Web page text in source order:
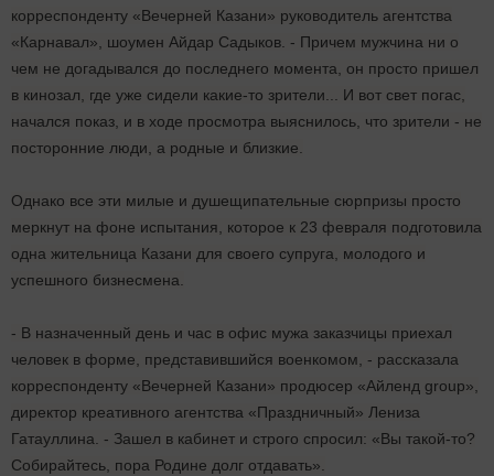
корреспонденту «Вечерней Казани» руководитель агентства
«Карнавал», шоумен Айдар Садыков. - Причем мужчина ни о
чем не догадывался до последнего момента, он просто пришел
в кинозал, где уже сидели какие-то зрители... И вот свет погас,
начался показ, и в ходе просмотра выяснилось, что зрители - не
посторонние люди, а родные и близкие.
Однако все эти милые и душещипательные сюрпризы просто
меркнут на фоне испытания, которое к 23 февраля подготовила
одна жительница Казани для своего супруга, молодого и
успешного бизнесмена.
- В назначенный день и час в офис мужа заказчицы приехал
человек в форме, представившийся военкомом, - рассказала
корреспонденту «Вечерней Казани» продюсер «Айленд group»,
директор креативного агентства «Праздничный» Лениза
Гатауллина. - Зашел в кабинет и строго спросил: «Вы такой-то?
Собирайтесь, пора Родине долг отдавать».